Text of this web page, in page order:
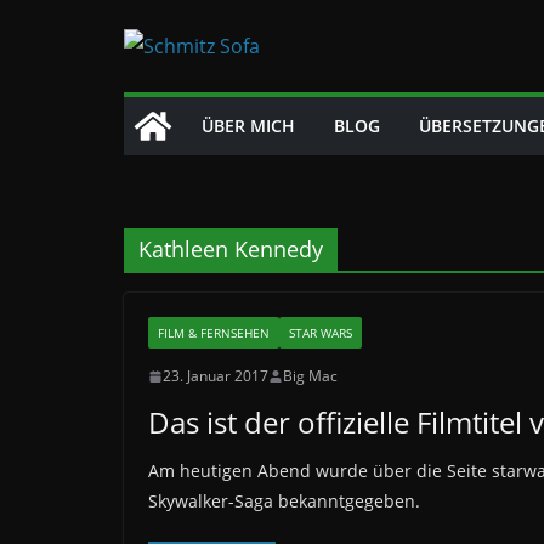
ÜBER MICH BLOG
Kathleen Kennedy
FILM & FERNSEHEN STAR WARS
23. Januar 2017 Big Mac
Das ist der offizielle Filmtitel
Am heutigen Abend wurde über die Seite
Skywalker-Saga bekanntgegeben.